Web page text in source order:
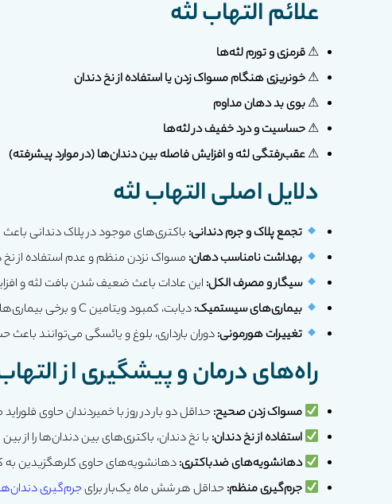
علائم التهاب لثه
⚠قرمزی و تورم لثه‌ها
⚠خونریزی هنگام مسواک زدن یا استفاده از نخ دندان
⚠بوی بد دهان مداوم
⚠حساسیت و درد خفیف در لثه‌ها
⚠عقب‌رفتگی لثه و افزایش فاصله بین دندان‌ها (در موارد پیشرفته)
دلایل اصلی التهاب لثه
تجمع پلاک و جرم دندانی: باکتری‌های موجود در پلاک دندانی
بهداشت نامناسب دهان: مسواک نزدن منظم و عدم استفاده از
سیگار و مصرف الکل: این عادات باعث ضعیف شدن بافت لثه و
بیماری‌های سیستمیک:دیابت، کمبود ویتامین C و برخی بیماری‌های دیگر می‌توانند باعث التهاب لثه شوند.
تغییرات هورمونی:دوران بارداری، بلوغ و یائسگی می‌توانند
راه‌های درمان و پیشگیری از
مسواک زدن صحیح: حداقل دو بار در روز با خمیردندان حاوی
استفاده از نخ دندان: با نخ دندان، باکتری‌های بین دندان‌ها را از بین
دهانشویه‌های ضدباکتری:دهانشویه‌های حاوی کلرهگزیدین
جرم‌گیری منظم: حداقل هر شش ماه یک‌بار برایجرم‌گیری